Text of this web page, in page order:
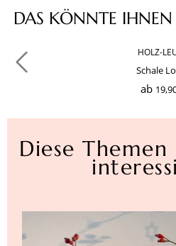
Produktgalerie überspringen
DAS KÖNNTE IHNEN
HOLZ-
Schale
ab
Diese